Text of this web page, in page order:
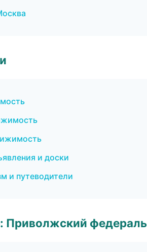
и доски
и путеводители
Приволжский